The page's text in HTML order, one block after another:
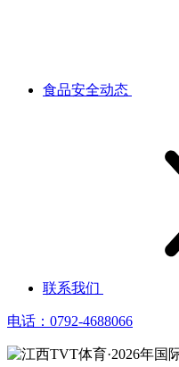
食品安全动态
联系我们
电话：0792-4688066